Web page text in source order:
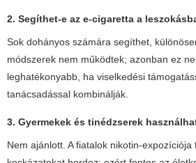
2. Segíthet-e az e-cigaretta a
Sok dohányos számára segíthet,
módszerek nem működtek; azonban ez
leghatékonyabb, ha viselkedési
tanácsadással kombinálják.
3. Gyermekek és tinédzserek
Nem ajánlott. A fiatalok nikotin-